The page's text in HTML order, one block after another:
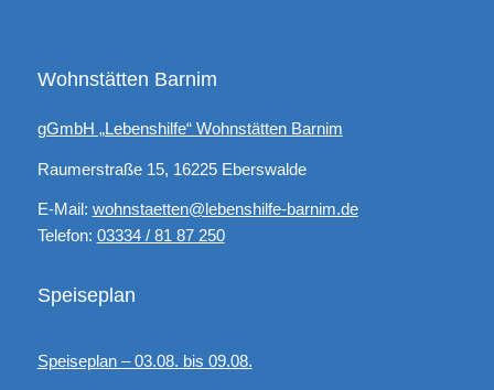
Wohnstätten Barnim
gGmbH „Lebenshilfe“ Wohnstätten Barnim
Raumerstraße 15, 16225 Eberswalde
E-Mail: wohnstaetten@lebenshilfe-barnim.de
Telefon: 03334 / 81 87 250
Speiseplan
Speiseplan – 03.08. bis 09.08.